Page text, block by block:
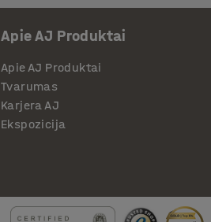
Apie AJ Produktai
Apie AJ Produktai
Tvarumas
Karjera AJ
Ekspozicija